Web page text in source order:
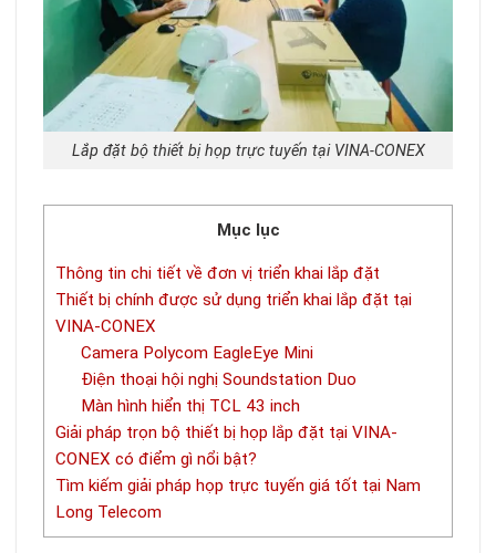
Lắp đặt bộ thiết bị họp trực tuyến tại VINA-CONEX
Mục lục
Thông tin chi tiết về đơn vị triển khai lắp đặt
Thiết bị chính được sử dụng triển khai lắp đặt tại
VINA-CONEX
Camera Polycom EagleEye Mini
Điện thoại hội nghị Soundstation Duo
Màn hình hiển thị TCL 43 inch
Giải pháp trọn bộ thiết bị họp lắp đặt tại VINA-
CONEX có điểm gì nổi bật?
Tìm kiếm giải pháp họp trực tuyến giá tốt tại Nam
Long Telecom